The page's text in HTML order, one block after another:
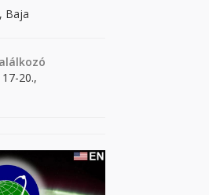
Baja
20.,